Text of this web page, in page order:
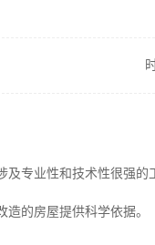
及专业性和技术性很强
的房屋提供科学依据。